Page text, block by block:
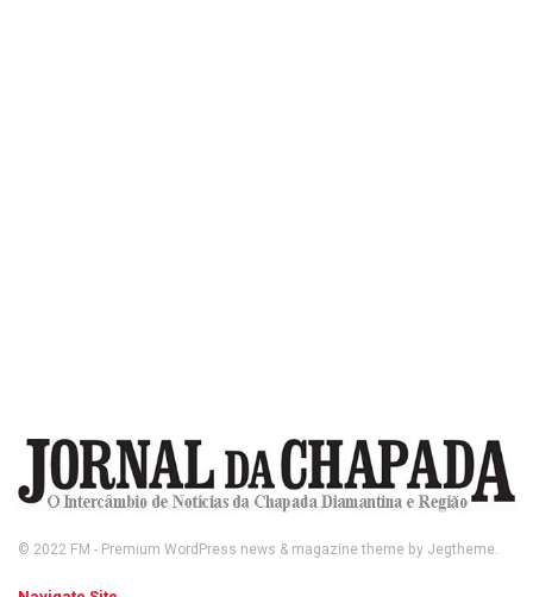
© 2022 FM - Premium WordPress news & magazine theme by Jegtheme.